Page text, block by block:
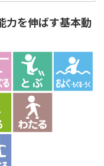
力を伸ばす基本動